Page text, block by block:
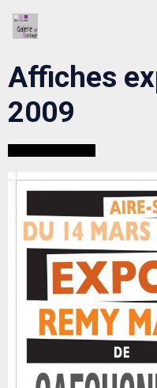
Affiches
2009